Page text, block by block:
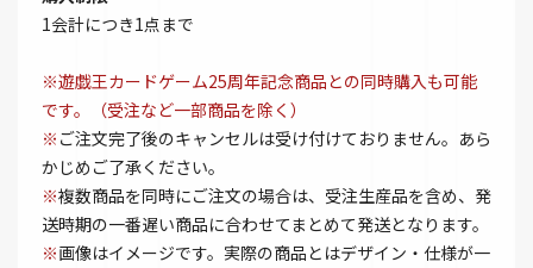
1会計につき1点まで
※遊戯王カードゲーム25周年記念商品との同時購入も可能
です。（受注など一部商品を除く）
※ ご注文完了後のキャンセルは受け付けておりません。あら
かじめご了承ください。
※複数商品を同時にご注文の場合は、受注生産品を含め、発
送時期の一番遅い商品に合わせてまとめて発送となります。
※画像はイメージです。実際の商品とはデザイン・仕様が一